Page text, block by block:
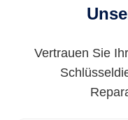
Vertrauen Sie